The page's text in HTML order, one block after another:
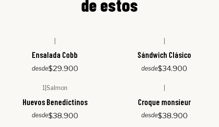
de estos
Ensalada Cobb
desde$29.900
Sándwich Clásico
desde$34.900
1| Salmon
Huevos Benedictinos
desde$38.900
Croque monsieur
desde$38.900